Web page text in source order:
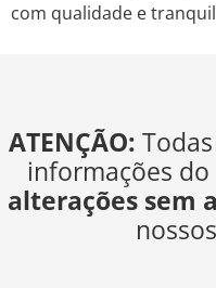
com qualidade e
ATENÇÃO:
informações
alterações sem